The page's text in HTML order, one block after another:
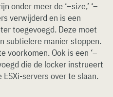
onder meer de ‘–size,’ ‘–
verwijderd en is een
toegevoegd. Deze moet
subtielere manier stoppen.
voorkomen. Ook is een ‘–
die de locker instrueert
servers over te slaan.